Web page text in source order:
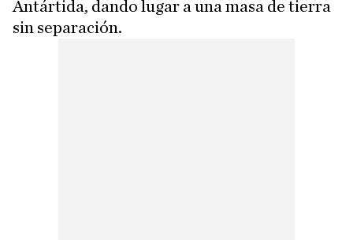
Antártida, dando lugar a una masa de tierra
sin separación.